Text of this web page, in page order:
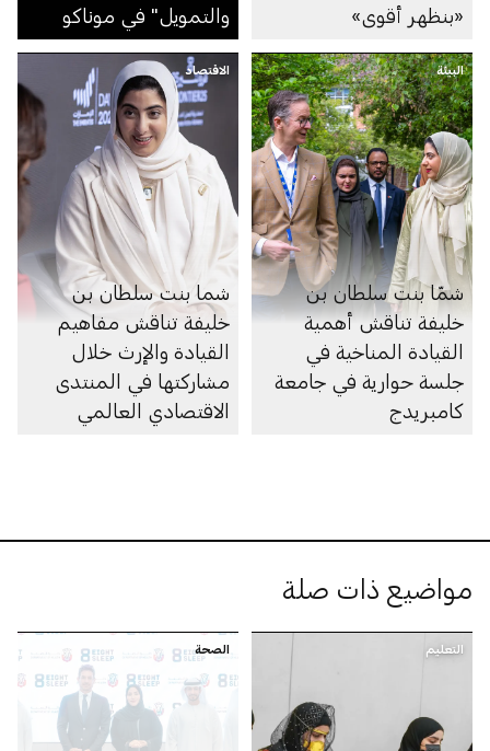
«بنظهر أقوى»
والتمويل" في موناكو
البيئة
شمّا بنت سلطان بن
خليفة تناقش أهمية
القيادة المناخية في
جلسة حوارية في جامعة
كامبريدج
الاقتصاد
شما بنت سلطان بن
خليفة تناقش مفاهيم
القيادة والإرث خلال
مشاركتها في المنتدى
الاقتصادي العالمي
مواضيع ذات صلة
التعليم الصحة